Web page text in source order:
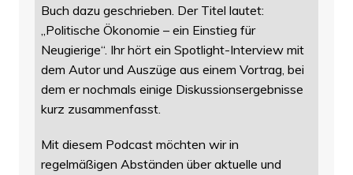
Buch dazu geschrieben. Der Titel lautet:
„Politische Ökonomie – ein Einstieg für
Neugierige“. Ihr hört ein Spotlight-Interview mit
dem Autor und Auszüge aus einem Vortrag, bei
dem er nochmals einige Diskussionsergebnisse
kurz zusammenfasst.
Mit diesem Podcast möchten wir in
regelmäßigen Abständen über aktuelle und